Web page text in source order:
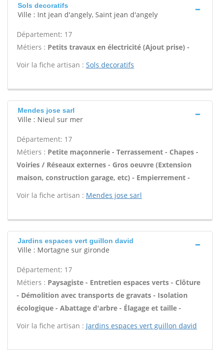
Sols decoratifs
Ville : Int jean d'angely, Saint jean d'angely
Département: 17
Métiers : Petits travaux en électricité (Ajout prise) -
Voir la fiche artisan : Sols decoratifs
Mendes jose sarl
Ville : Nieul sur mer
Département: 17
Métiers : Petite maçonnerie - Terrassement - Chapes -
Voiries / Réseaux externes - Gros oeuvre (Extension
maison, construction garage, etc) - Empierrement -
Voir la fiche artisan : Mendes jose sarl
Jardins espaces vert guillon david
Ville : Mortagne sur gironde
Département: 17
Métiers : Paysagiste - Entretien espaces verts - Clôture
- Démolition avec transports de gravats - Isolation
écologique - Abattage d'arbre - Élagage et taille -
Voir la fiche artisan : Jardins espaces vert guillon david